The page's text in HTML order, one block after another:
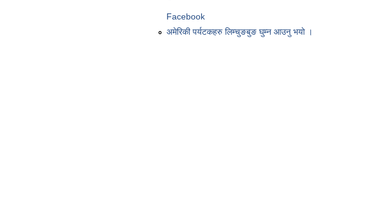
Facebook
अमेरिकी पर्यटकहरु लिम्चुङबुङ घुम्न आउनु भयो ।